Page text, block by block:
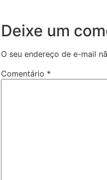
Deixe um
O seu endereço de e-mail
Comentário *